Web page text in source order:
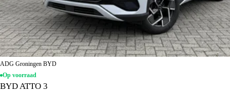
ADG Groningen BYD
Op voorraad
BYD ATTO 3